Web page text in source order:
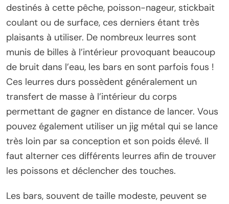
destinés à cette pêche, poisson-nageur, stickbait
coulant ou de surface, ces derniers étant très
plaisants à utiliser. De nombreux leurres sont
munis de billes à l’intérieur provoquant beaucoup
de bruit dans l’eau, les bars en sont parfois fous !
Ces leurres durs possèdent généralement un
transfert de masse à l’intérieur du corps
permettant de gagner en distance de lancer. Vous
pouvez également utiliser un jig métal qui se lance
très loin par sa conception et son poids élevé. Il
faut alterner ces différents leurres afin de trouver
les poissons et déclencher des touches.
Les bars, souvent de taille modeste, peuvent se